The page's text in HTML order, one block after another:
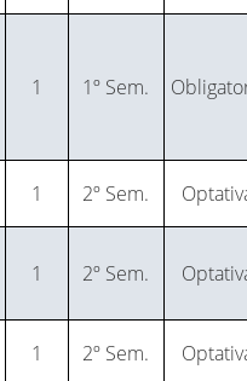
1 1º Sem.
1 2º Sem.
1 2º Sem.
1 2º Sem.